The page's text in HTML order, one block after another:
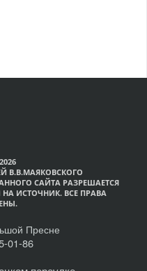
В.В.МАЯКОВСКОГО
САЙТА РАЗРЕШАЕТСЯ
ИСТОЧНИК. ВСЕ ПРАВА
Пресне
01-86